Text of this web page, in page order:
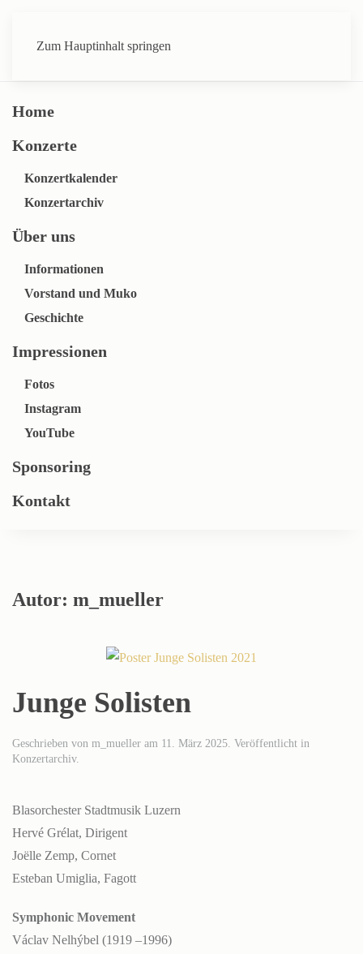
Zum Hauptinhalt springen
Home
Konzerte
Konzertkalender
Konzertarchiv
Über uns
Informationen
Vorstand und Muko
Geschichte
Impressionen
Fotos
Instagram
YouTube
Sponsoring
Kontakt
Autor: m_mueller
Junge Solisten
Geschrieben von m_mueller am 11. März 2025. Veröffentlicht in
Konzertarchiv.
Blasorchester Stadtmusik Luzern
Hervé Grélat, Dirigent
Joëlle Zemp, Cornet
Esteban Umiglia, Fagott
Symphonic Movement
Václav Nelhýbel (1919 –1996)